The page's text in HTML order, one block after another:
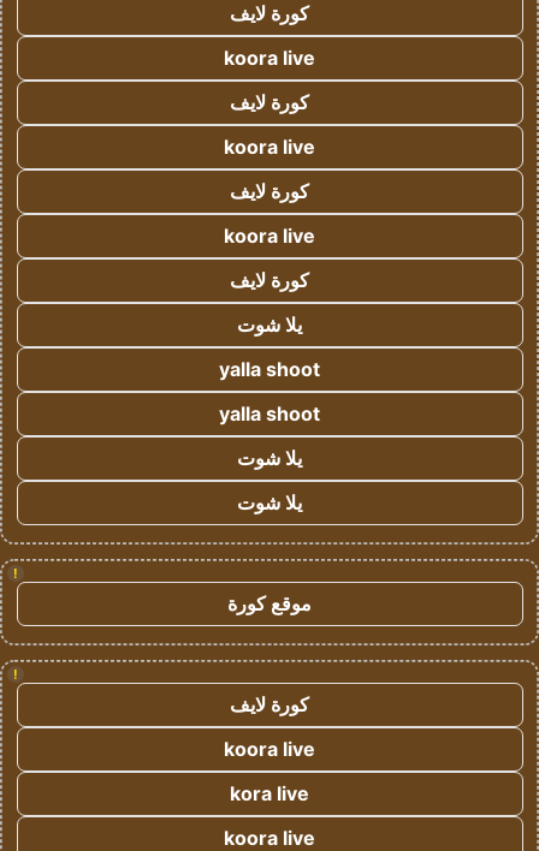
كورة لايف
koora live
كورة لايف
koora live
كورة لايف
koora live
كورة لايف
يلا شوت
yalla shoot
yalla shoot
يلا شوت
يلا شوت
!
موقع كورة
!
كورة لايف
koora live
kora live
koora live